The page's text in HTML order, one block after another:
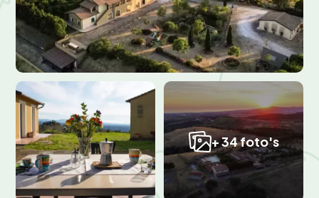
+ 34 foto's